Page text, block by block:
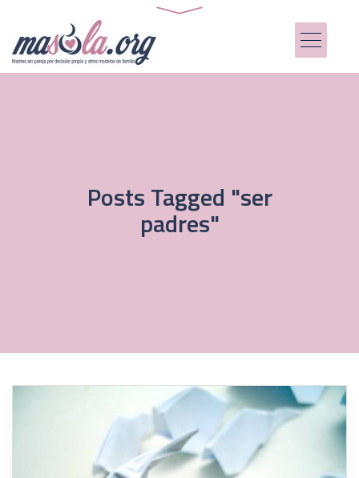
Posts Tagged "ser
padres"